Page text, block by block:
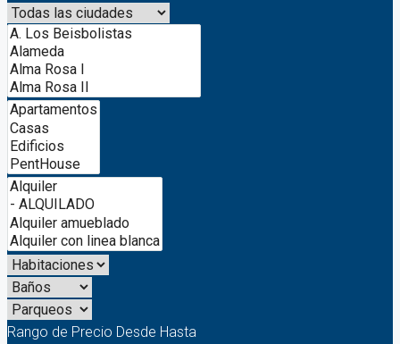
Rango de Precio Desde Hasta